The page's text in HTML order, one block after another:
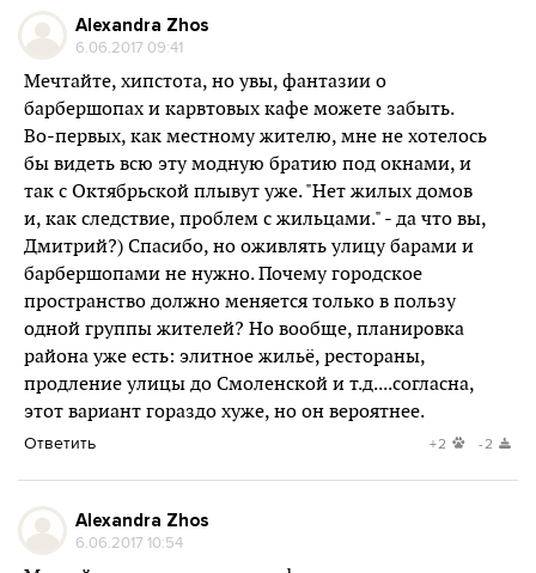
Alexandra Zhos
6.06.2017 09:41
Мечтайте, хипстота, но увы, фантазии о
барбершопах и карвтовых кафе можете забыть.
Во-первых, как местному жителю, мне не хотелось
бы видеть всю эту модную братию под окнами, и
так с Октябрьской плывут уже. "Нет жилых домов
и, как следствие, проблем с жильцами." - да что вы,
Дмитрий?) Спасибо, но оживлять улицу барами и
барбершопами не нужно. Почему городское
пространство должно меняется только в пользу
одной группы жителей? Но вообще, планировка
района уже есть: элитное жильё, рестораны,
продление улицы до Смоленской и т.д....согласна,
этот вариант гораздо хуже, но он вероятнее.
Ответить +2 -2
Alexandra Zhos
6.06.2017 10:54